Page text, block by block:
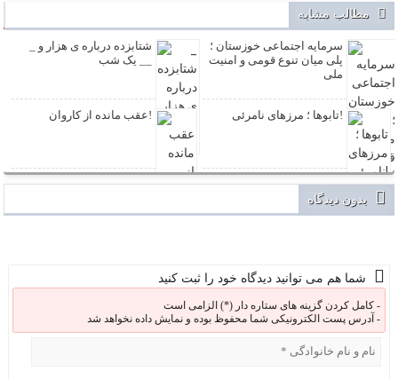
مطالب مشابه
سرمایه اجتماعی خوزستان ؛
پلی میان تنوع قومی و امنیت
ملی
تابوها ؛ مرزهای نامرئی! عقب مانده از کاروان!
بدون دیدگاه
کامل کردن گزینه های ستاره دار (*) الزامی است -
آدرس پست الکترونیکی شما محفوظ بوده و نمایش داده نخواهد شد -